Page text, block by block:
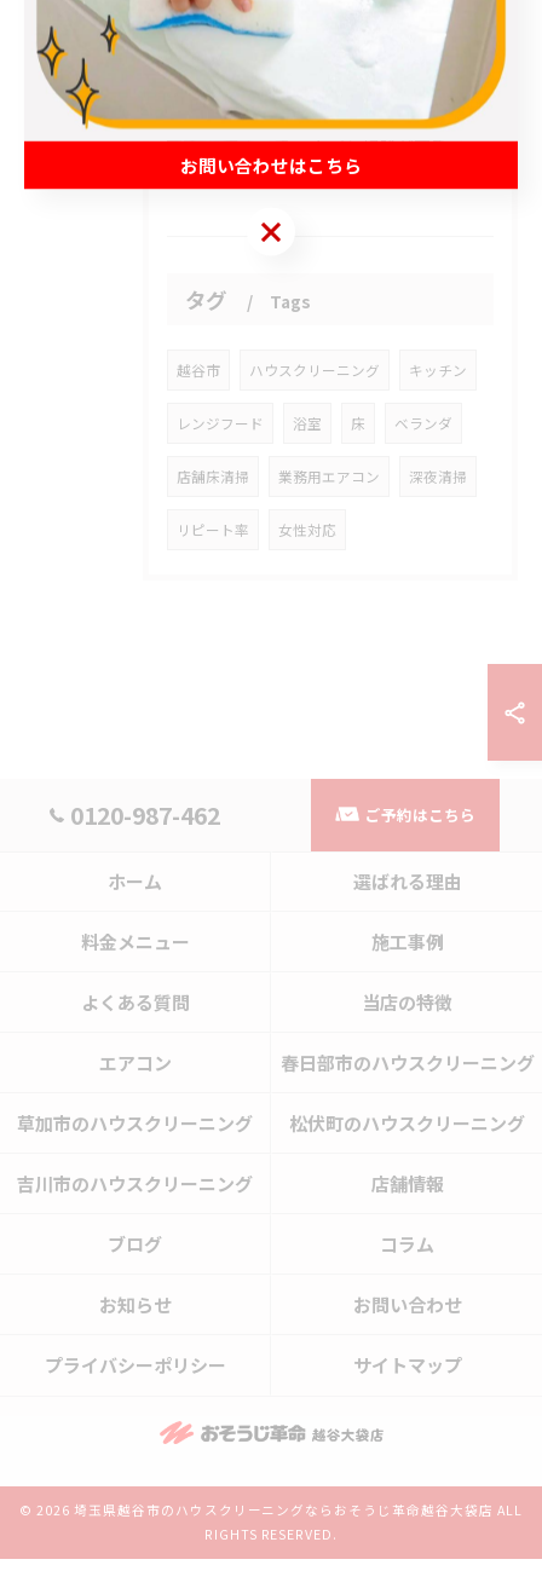
2026/08/08
トイレ掃除が苦手でも、効率的にできる方法をご紹介します。
タグ Tags
越谷市 ハウスクリーニング キッチン
レンジフード 浴室 床 ベランダ
店舗床清掃 業務用エアコン 深夜清掃
リピート率 女性対応
0120-987-462 ご予約はこちら
ホーム 選ばれる理由
料金メニュー 施工事例
よくある質問 当店の特徴
エアコン 春日部市のハウスクリーニング
草加市のハウスクリーニング 松伏町のハウスクリーニング
吉川市のハウスクリーニング 店舗情報
ブログ コラム
お知らせ お問い合わせ
プライバシーポリシー サイトマップ
© 2026 埼玉県越谷市のハウスクリーニングならおそうじ革命越谷大袋店 ALL
RIGHTS RESERVED.
お問い合わせはこちら
お問い合わせはこちら